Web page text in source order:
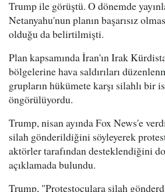
Trump ile görüştü. O dönemde
Netanyahu'nun planın başarısız
olduğu da belirtilmişti.
Plan kapsamında İran'ın Irak
bölgelerine hava saldırıları
grupların hükümete karşı silahlı bir
öngörülüyordu.
Trump, nisan ayında Fox News'e
silah gönderildiğini söyleyerek
aktörler tarafından desteklendiğini
açıklamada bulundu.
Trump, "Protestoculara silah